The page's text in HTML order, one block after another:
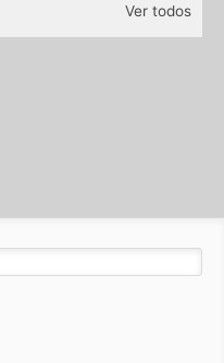
Ver todos